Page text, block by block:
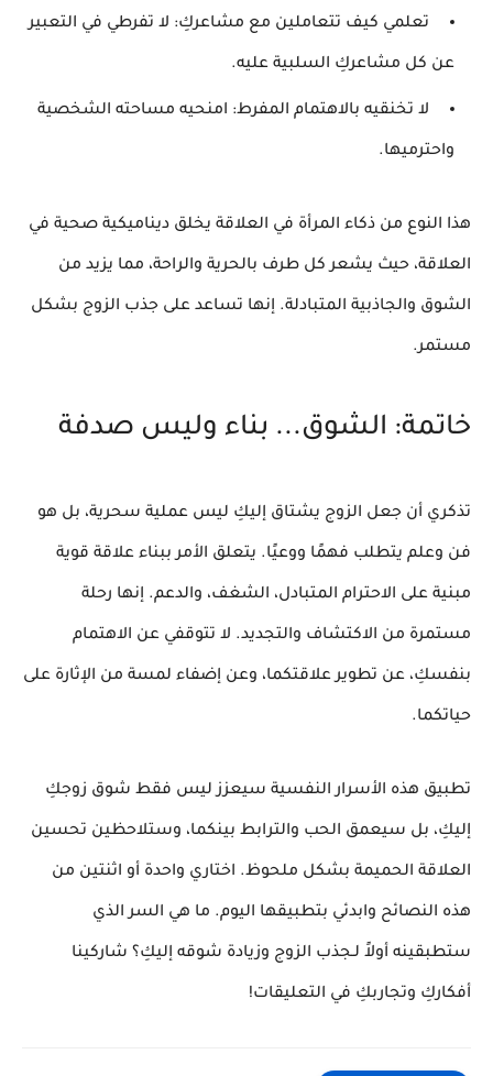
تعلمي كيف تتعاملين مع مشاعركِ: لا تفرطي في التعبير
عن كل مشاعركِ السلبية عليه.
لا تخنقيه بالاهتمام المفرط: امنحيه مساحته الشخصية
واحترميها.
هذا النوع من ذكاء المرأة في العلاقة يخلق ديناميكية صحية في
العلاقة، حيث يشعر كل طرف بالحرية والراحة، مما يزيد من
الشوق والجاذبية المتبادلة. إنها تساعد على جذب الزوج بشكل
مستمر.
خاتمة: الشوق... بناء وليس صدفة
تذكري أن جعل الزوج يشتاق إليكِ ليس عملية سحرية، بل هو
فن وعلم يتطلب فهمًا ووعيًا. يتعلق الأمر ببناء علاقة قوية
مبنية على الاحترام المتبادل، الشغف، والدعم. إنها رحلة
مستمرة من الاكتشاف والتجديد. لا تتوقفي عن الاهتمام
بنفسكِ، عن تطوير علاقتكما، وعن إضفاء لمسة من الإثارة على
حياتكما.
تطبيق هذه الأسرار النفسية سيعزز ليس فقط شوق زوجكِ
إليكِ، بل سيعمق الحب والترابط بينكما، وستلاحظين تحسين
العلاقة الحميمة بشكل ملحوظ. اختاري واحدة أو اثنتين من
هذه النصائح وابدئي بتطبيقها اليوم. ما هي السر الذي
ستطبقينه أولاً لـجذب الزوج وزيادة شوقه إليكِ؟ شاركينا
أفكاركِ وتجاربكِ في التعليقات!